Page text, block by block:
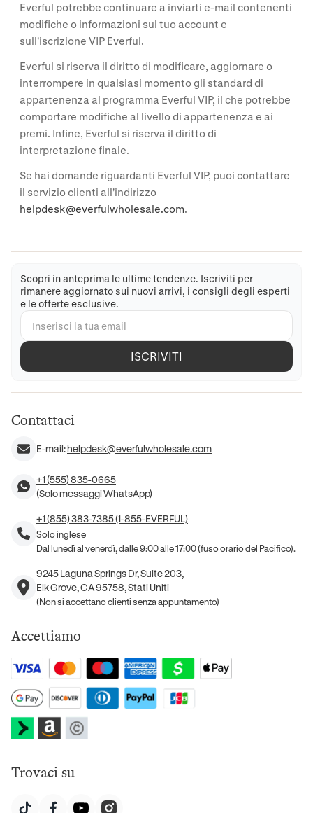
Everful potrebbe continuare a inviarti e-mail contenenti
modifiche o informazioni sul tuo account e
sull'iscrizione VIP Everful.
Everful si riserva il diritto di modificare, aggiornare o
interrompere in qualsiasi momento gli standard di
appartenenza al programma Everful VIP, il che potrebbe
comportare modifiche al livello di appartenenza e ai
premi. Infine, Everful si riserva il diritto di
interpretazione finale.
Se hai domande riguardanti Everful VIP, puoi contattare
il servizio clienti all'indirizzo
helpdesk@everfulwholesale.com.
Scopri in anteprima le ultime tendenze. Iscriviti per
rimanere aggiornato sui nuovi arrivi, i consigli degli esperti
e le offerte esclusive.
ISCRIVITI
Contattaci
E-mail:helpdesk@everfulwholesale.com
+1 (555) 835-0665
(Solo messaggi WhatsApp)
+1 (855) 383-7385 (1-855-EVERFUL)
Solo inglese
Dal lunedì al venerdì, dalle 9:00 alle 17:00 (fuso orario del Pacifico).
9245 Laguna Springs Dr, Suite 203,
Elk Grove, CA 95758, Stati Uniti
(Non si accettano clienti senza appuntamento)
Accettiamo
Trovaci su